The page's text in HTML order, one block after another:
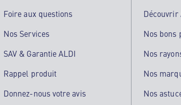
Foire aux questions
Nos Services
SAV & Garantie ALDI
Rappel produit
Donnez-nous votre avis
Découvrir
Nos bons
Nos
Nos
Nos